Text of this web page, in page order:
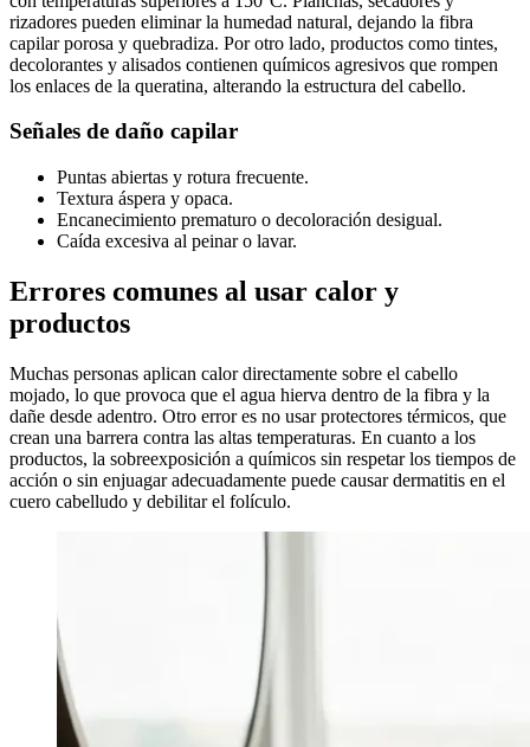
rizadores pueden eliminar la humedad natural, dejando la fibra
capilar porosa y quebradiza. Por otro lado, productos como tintes,
decolorantes y alisados contienen químicos agresivos que rompen
los enlaces de la queratina, alterando la estructura del cabello.
Señales de daño capilar
Puntas abiertas y rotura frecuente.
Textura áspera y opaca.
Encanecimiento prematuro o decoloración desigual.
Caída excesiva al peinar o lavar.
Errores comunes al usar calor y
productos
Muchas personas aplican calor directamente sobre el cabello
mojado, lo que provoca que el agua hierva dentro de la fibra y la
dañe desde adentro. Otro error es no usar protectores térmicos, que
crean una barrera contra las altas temperaturas. En cuanto a los
productos, la sobreexposición a químicos sin respetar los tiempos de
acción o sin enjuagar adecuadamente puede causar dermatitis en el
cuero cabelludo y debilitar el folículo.